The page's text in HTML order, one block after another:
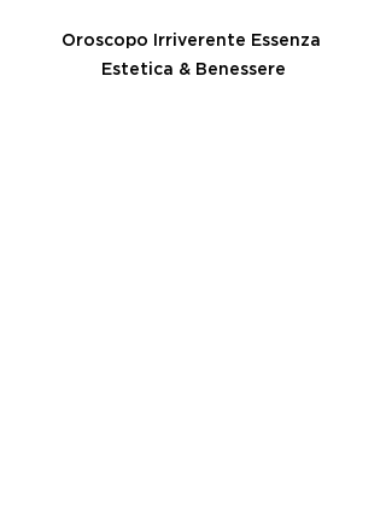
Oroscopo Irriverente Essenza
Estetica & Benessere